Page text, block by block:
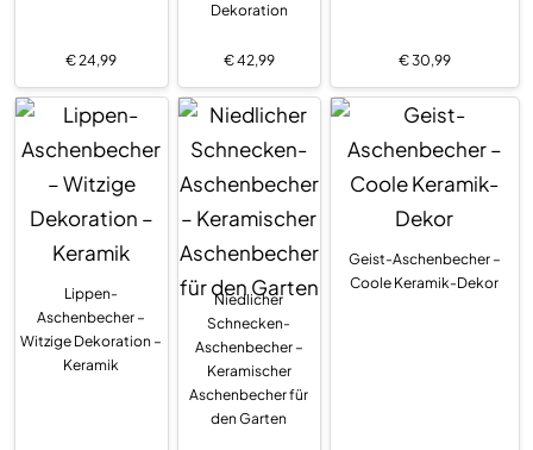
€24,99
Dekoration
€42,99 €30,99
Lippen-
Aschenbecher –
Witzige Dekoration –
Keramik
Niedlicher
Schnecken-
Aschenbecher –
Keramischer
Aschenbecher für
den Garten
Geist-Aschenbecher –
Coole Keramik-Dekor